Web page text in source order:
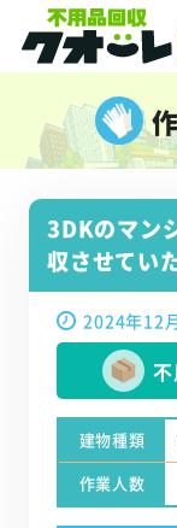
3DKのマン
収させてい
2024年12
建物種類
作業人数